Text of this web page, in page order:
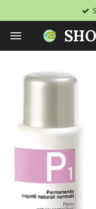
naar
de